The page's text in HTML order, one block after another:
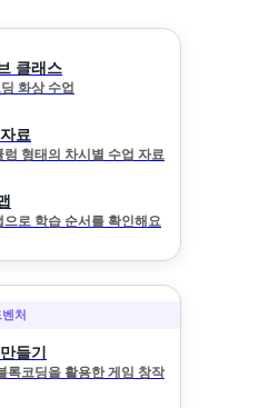
클래스
화상 수업
료
럼 형태의 차시별 수업 자료
으로 학습 순서를 확인해요
처
들기
록코딩을 활용한 게임 창작